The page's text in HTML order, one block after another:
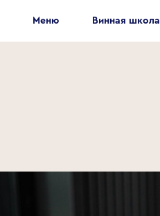
Меню Винная школа